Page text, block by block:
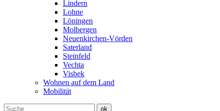
Lindern
Lohne
Löningen
Molbergen
Neuenkirchen-Vörden
Saterland
Steinfeld
Vechta
Visbek
Wohnen auf dem Land
Mobilität